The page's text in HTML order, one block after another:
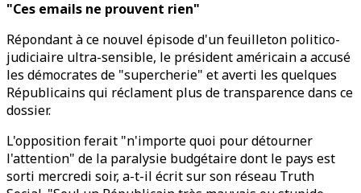
"Ces emails ne prouvent rien"
Répondant à ce nouvel épisode d'un feuilleton politico-
judiciaire ultra-sensible, le président américain a accusé
les démocrates de "supercherie" et averti les quelques
Républicains qui réclament plus de transparence dans ce
dossier.
L'opposition ferait "n'importe quoi pour détourner
l'attention" de la paralysie budgétaire dont le pays est
sorti mercredi soir, a-t-il écrit sur son réseau Truth